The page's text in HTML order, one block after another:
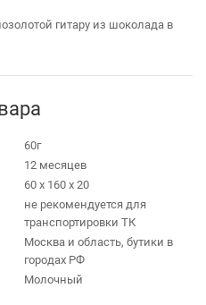
гитару из шоколада в
60г
12 месяцев
60 х 160 х 20
не рекомендуется для
транспортировки ТК
Москва и область, бутики в
городах РФ
Молочный